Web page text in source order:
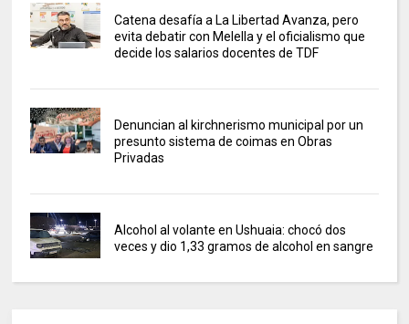
Catena desafía a La Libertad Avanza, pero
evita debatir con Melella y el oficialismo que
decide los salarios docentes de TDF
Denuncian al kirchnerismo municipal por un
presunto sistema de coimas en Obras
Privadas
Alcohol al volante en Ushuaia: chocó dos
veces y dio 1,33 gramos de alcohol en sangre